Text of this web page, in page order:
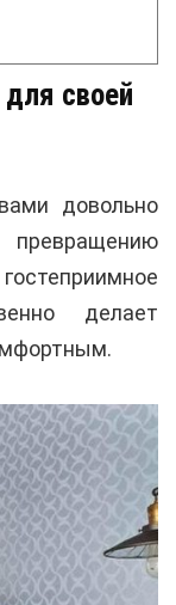
своей
довольно
делает